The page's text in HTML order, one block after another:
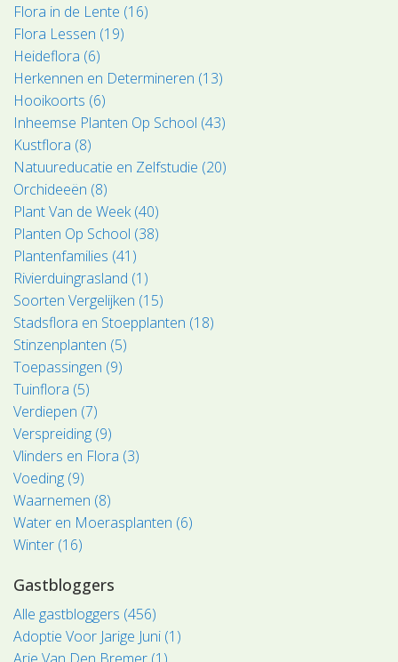
Flora in de Lente (16)
Flora Lessen (19)
Heideflora (6)
Herkennen en Determineren (13)
Hooikoorts (6)
Inheemse Planten Op School (43)
Kustflora (8)
Natuureducatie en Zelfstudie (20)
Orchideeën (8)
Plant Van de Week (40)
Planten Op School (38)
Plantenfamilies (41)
Rivierduingrasland (1)
Soorten Vergelijken (15)
Stadsflora en Stoepplanten (18)
Stinzenplanten (5)
Toepassingen (9)
Tuinflora (5)
Verdiepen (7)
Verspreiding (9)
Vlinders en Flora (3)
Voeding (9)
Waarnemen (8)
Water en Moerasplanten (6)
Winter (16)
Gastbloggers
Alle gastbloggers (456)
Adoptie Voor Jarige Juni (1)